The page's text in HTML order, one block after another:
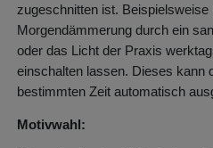
zugeschnitten ist.
Morgendämmerung durch ein
oder das Licht der Praxis
einschalten lassen. Dieses kann
bestimmten Zeit automatisch
Motivwahl: